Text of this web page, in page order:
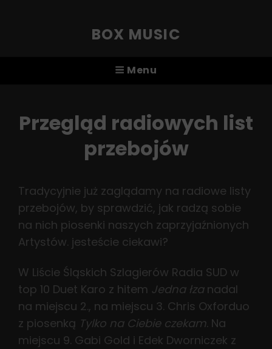
BOX MUSIC
Menu
Przegląd radiowych list
przebojów
Tradycyjnie już zaglądamy na radiowe listy
przebojów, by sprawdzić, jak radzą sobie
na nich piosenki naszych zaprzyjaźnionych
Artystów. jesteście ciekawi?
W Liście Śląskich Szlagierów Radia SUD w
top 10 Duet Karo z hitem Jedna łzanadal
na miejscu 2., na miejscu 3. Chris Oxforduo
z piosenką Tylko na Ciebie czekam. Na
miejscu 9. Gabi Gold i Edek Dworniczek z